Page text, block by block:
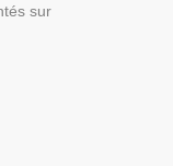
sur